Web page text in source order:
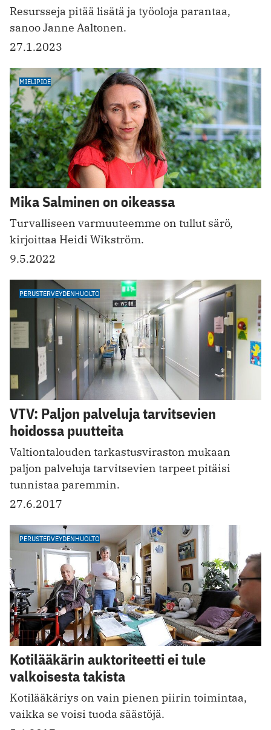
Resursseja pitää lisätä ja työoloja parantaa,
sanoo Janne Aaltonen.
27.1.2023
MIELIPIDE
Mika Salminen on oikeassa
Turvalliseen varmuuteemme on tullut särö,
kirjoittaa Heidi Wikström.
9.5.2022
PERUSTERVEYDENHUOLTO
VTV: Paljon palveluja tarvitsevien
hoidossa puutteita
Valtiontalouden tarkastusviraston mukaan
paljon palveluja tarvitsevien tarpeet pitäisi
tunnistaa paremmin.
27.6.2017
PERUSTERVEYDENHUOLTO
Kotilääkärin auktoriteetti ei tule
valkoisesta takista
Kotilääkäriys on vain pienen piirin toimintaa,
vaikka se voisi tuoda säästöjä.